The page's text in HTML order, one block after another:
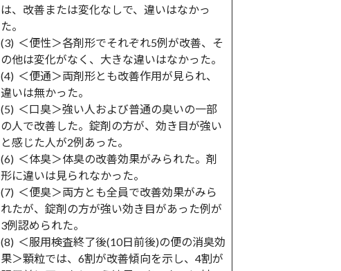
は、改善または変化なしで、違いはなかっ
た。
(3) ＜便性＞各剤形でそれぞれ5例が改善、そ
の他は変化がなく、大きな違いはなかった。
(4) ＜便通＞両剤形とも改善作用が見られ、
違いは無かった。
(5) ＜口臭＞強い人および普通の臭いの一部
の人で改善した。錠剤の方が、効き目が強い
と感じた人が2例あった。
(6) ＜体臭＞体臭の改善効果がみられた。剤
形に違いは見られなかった。
(7) ＜便臭＞両方とも全員で改善効果がみら
れたが、錠剤の方が強い効き目があった例が
3例認められた。
(8) ＜服用検査終了後(10日前後)の便の消臭効
果＞顆粒では、6割が改善傾向を示し、4割が